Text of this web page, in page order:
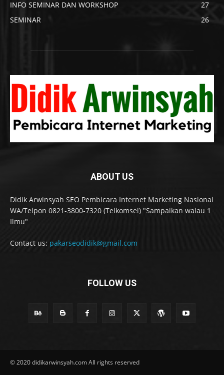
INFO SEMINAR DAN WORKSHOP
27
SEMINAR
26
ABOUT US
Didik Arwinsyah SEO Pembicara Internet Marketing Nasional
WA/Telpon 0821-3800-7320 (Telkomsel) "Sampaikan walau 1
Ilmu"
Contact us: pakarseodidik@gmail.com
FOLLOW US
© 2020 didikarwinsyah.com All rights reserved